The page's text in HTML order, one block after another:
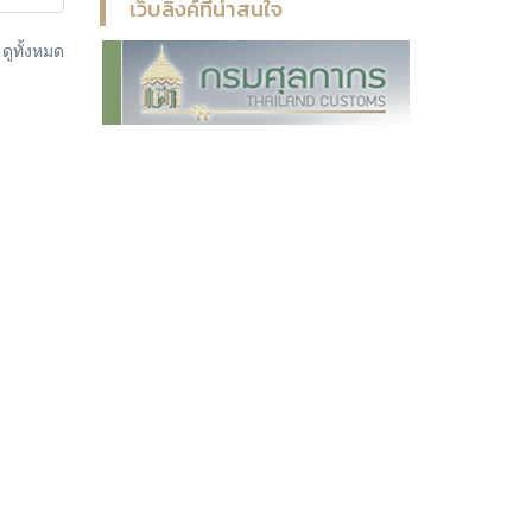
งหมด
เว็บลิงค์ที่น่าสนใจ